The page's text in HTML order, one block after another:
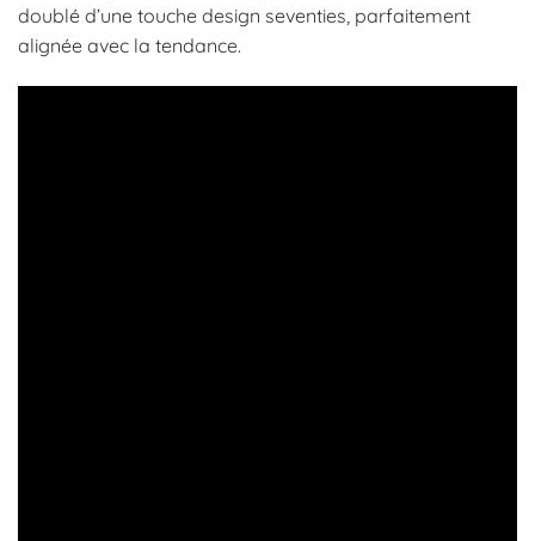
doublé d’une touche design seventies, parfaitement
alignée avec la tendance.